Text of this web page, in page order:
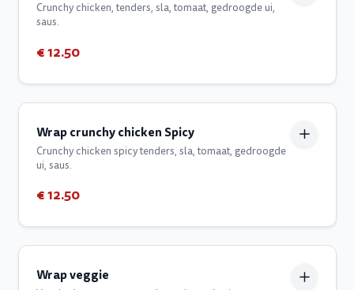
Crunchy chicken, tenders, sla, tomaat, gedroogde ui,
saus.
€ 12.50
Wrap crunchy chicken Spicy
Crunchy chicken spicy tenders, sla, tomaat, gedroogde
ui, saus.
€ 12.50
Wrap veggie